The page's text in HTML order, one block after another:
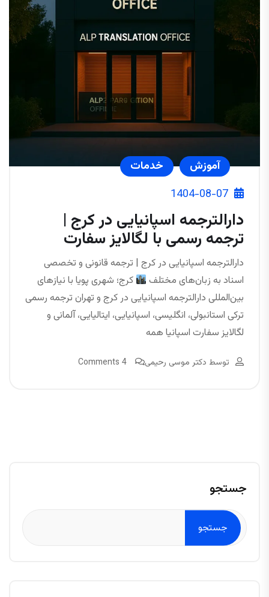
آموزش
خدمات
1404-08-07
دارالترجمه اسپانیایی در کرج |
ترجمه رسمی با لگالایز سفارت
دارالترجمه اسپانیایی در کرج | ترجمه قانونی و تخصصی
اسناد به زبان‌های مختلف
کرج؛ شهری پویا با نیازهای
بین‌المللی دارالترجمه اسپانیایی در کرج و تهران ترجمه رسمی
ترکی استانبولی، انگلیسی، اسپانیایی، ایتالیایی، آلمانی و
لگالایز سفارت اسپانیا همه
توسط دکتر موسی رحیمی 4 Comments
جستجو
جستجو